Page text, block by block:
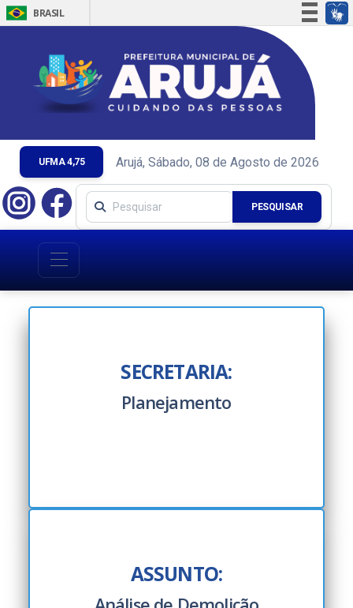
BRASIL
Simplifique!
Comunica BR
Participe
Acesso à informação
Canais
UFMA 4,75 Arujá, Sábado, 08 de Agosto de 2026
PESQUISAR
SECRETARIA:
Planejamento
ASSUNTO: